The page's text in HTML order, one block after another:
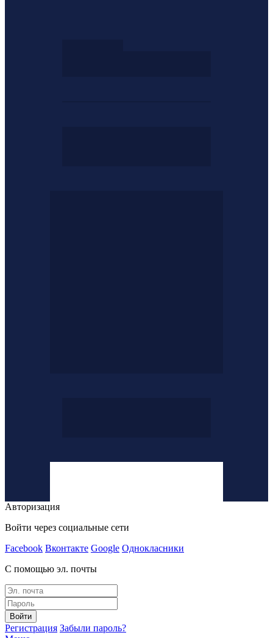
Авторизация
Войти через социальные сети
Facebook Вконтакте Google Однокласники
С помощью эл. почты
Войти
Регистрация Забыли пароль?